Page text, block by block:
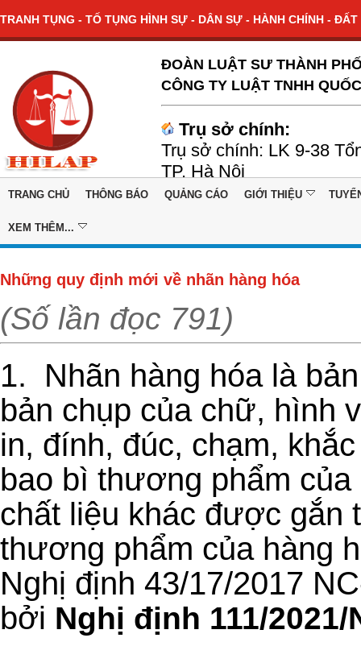
TRANH TỤNG - TỐ TỤNG HÌNH SỰ - DÂN SỰ - HÀNH CHÍNH -
ĐOÀN LUẬT SƯ THÀNH
CÔNG TY LUẬT TNHH
Trụ sở chính:
Trụ sở chính: LK 9-38
TP. Hà Nội
TRANG CHỦ THÔNG BÁO QUẢNG CÁO GIỚI THIỆU
XEM THÊM...
Những quy định mới về nhãn hàng hóa
(Số lần đọc 791)
1. Nhãn hàng hóa là
bản chụp của chữ, hình
in, đính, đúc, chạm,
bao bì thương phẩm
chất liệu khác được gắn
thương phẩm của hàng
Nghị định 43/17/2017
bởi Nghị định 111/2021/